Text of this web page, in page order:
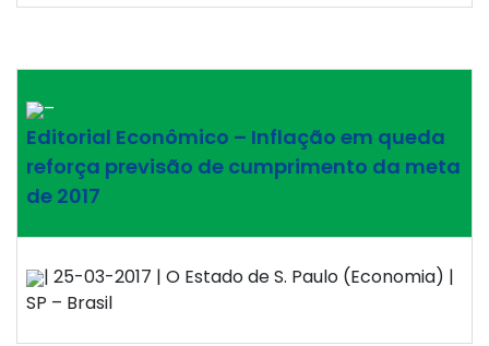
–
Editorial Econômico – Inflação em queda
reforça previsão de cumprimento da meta
de 2017
| 25-03-2017 | O Estado de S. Paulo (Economia) |
SP – Brasil